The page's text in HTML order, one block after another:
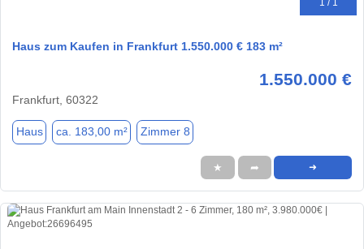
1 / 1
Haus zum Kaufen in Frankfurt 1.550.000 € 183 m²
1.550.000 €
Frankfurt, 60322
Haus ca. 183,00 m² Zimmer 8
★ ➦ ➜